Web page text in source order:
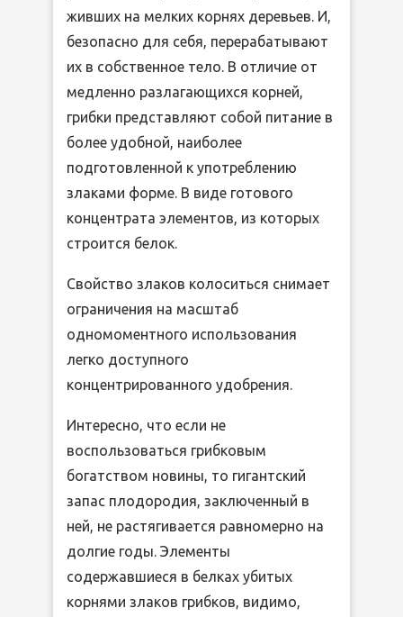
живших на мелких корнях деревьев. И,
безопасно для себя, перерабатывают
их в собственное тело. В отличие от
медленно разлагающихся корней,
грибки представляют собой питание в
более удобной, наиболее
подготовленной к употреблению
злаками форме. В виде готового
концентрата элементов, из которых
строится белок.
Свойство злаков колоситься снимает
ограничения на масштаб
одномоментного использования
легко доступного
концентрированного удобрения.
Интересно, что если не
воспользоваться грибковым
богатством новины, то гигантский
запас плодородия, заключенный в
ней, не растягивается равномерно на
долгие годы. Элементы
содержавшиеся в белках убитых
корнями злаков грибков, видимо,